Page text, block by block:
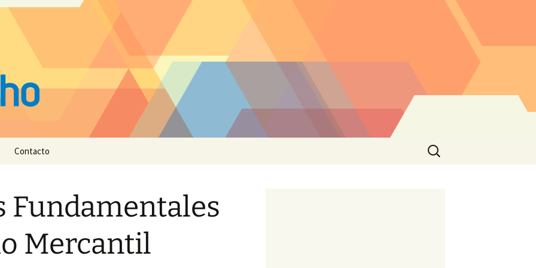
Contacto
Buscar:
Fundamentales
Mercantil